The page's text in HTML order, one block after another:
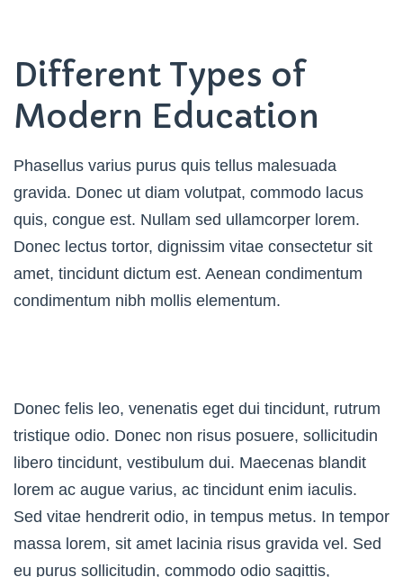
Different Types of
Modern Education
Phasellus varius purus quis tellus malesuada
gravida. Donec ut diam volutpat, commodo lacus
quis, congue est. Nullam sed ullamcorper lorem.
Donec lectus tortor, dignissim vitae consectetur sit
amet, tincidunt dictum est. Aenean condimentum
condimentum nibh mollis elementum.
Donec felis leo, venenatis eget dui tincidunt, rutrum
tristique odio. Donec non risus posuere, sollicitudin
libero tincidunt, vestibulum dui. Maecenas blandit
lorem ac augue varius, ac tincidunt enim iaculis.
Sed vitae hendrerit odio, in tempus metus. In tempor
massa lorem, sit amet lacinia risus gravida vel. Sed
eu purus sollicitudin, commodo odio sagittis,